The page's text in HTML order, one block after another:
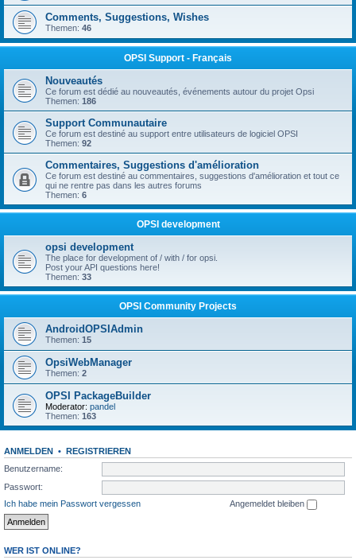
Comments, Suggestions, Wishes
Themen: 46
OPSI Support - Français
Nouveautés
Ce forum est dédié au nouveautés, événements autour du projet Opsi
Themen: 186
Support Communautaire
Ce forum est destiné au support entre utilisateurs de logiciel OPSI
Themen: 92
Commentaires, Suggestions d'amélioration
Ce forum est destiné au commentaires, suggestions d'amélioration et tout ce
qui ne rentre pas dans les autres forums
Themen: 6
OPSI development
opsi development
The place for development of / with / for opsi.
Post your API questions here!
Themen: 33
OPSI Community Projects
AndroidOPSIAdmin
Themen: 15
OpsiWebManager
Themen: 2
OPSI PackageBuilder
Moderator: pandel
Themen: 163
ANMELDEN • REGISTRIEREN
Benutzername:
Passwort:
Ich habe mein Passwort vergessen
Angemeldet bleiben
WER IST ONLINE?